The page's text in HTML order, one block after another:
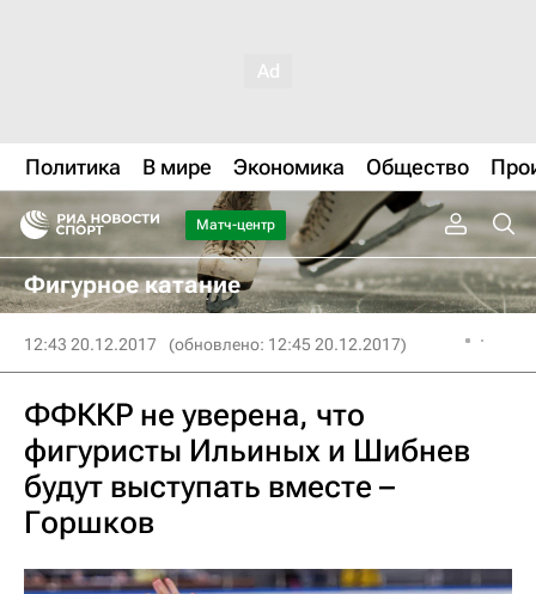
Политика В мире Экономика Общество
Матч-центр
Фигурное катание
12:43 20.12.2017 (обновлено: 12:45 20.12.2017)
ФФККР не уверена, что
фигуристы Ильиных и Шибнев
будут выступать вместе –
Горшков